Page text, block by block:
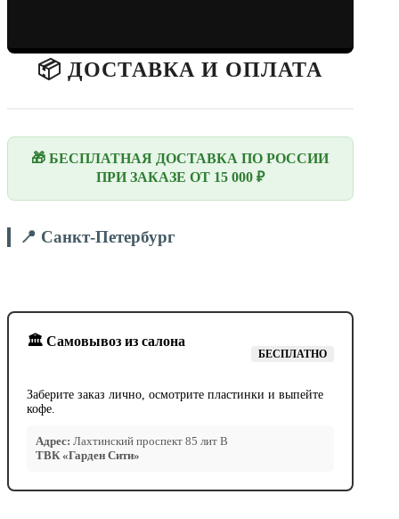
📦 ДОСТАВКА И ОПЛАТА
🎁 БЕСПЛАТНАЯ ДОСТАВКА ПО РОССИИ
ПРИ ЗАКАЗЕ ОТ 15 000 ₽
📍 Санкт-Петербург
🏛️ Самовывоз из салона
БЕСПЛАТНО
Заберите заказ лично, осмотрите пластинки и выпейте
кофе.
Адрес: Лахтинский проспект 85 лит В
ТВК «Гарден Сити»